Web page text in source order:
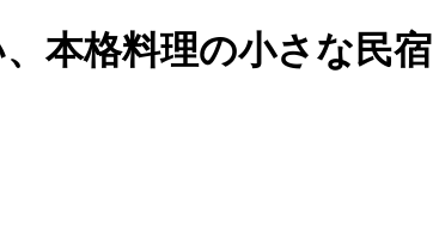
本格料理の小さな民宿